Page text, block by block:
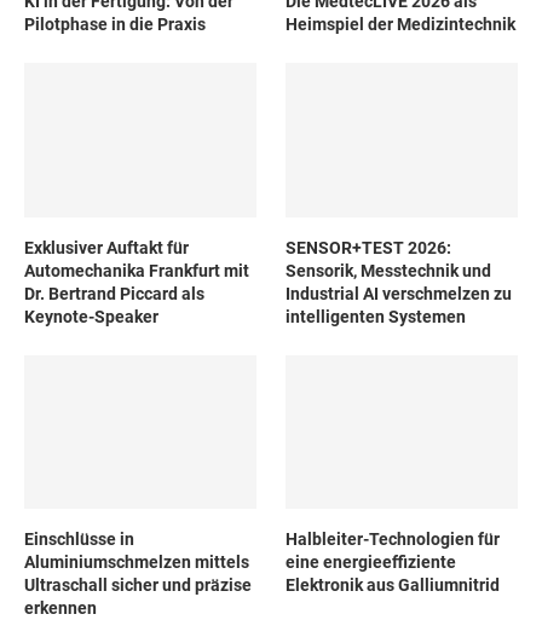
Pilotphase in die Praxis
Heimspiel der Medizintechnik
Exklusiver Auftakt für
Automechanika Frankfurt mit
Dr. Bertrand Piccard als
Keynote-Speaker
SENSOR+TEST 2026:
Sensorik, Messtechnik und
Industrial AI verschmelzen zu
intelligenten Systemen
Einschlüsse in
Aluminiumschmelzen mittels
Ultraschall sicher und präzise
erkennen
Halbleiter-Technologien für
eine energieeffiziente
Elektronik aus Galliumnitrid